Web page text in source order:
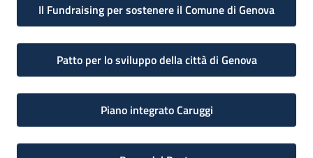
Il Fundraising per sostenere il Comune di Genova
Patto per lo sviluppo della città di Genova
Piano integrato Caruggi